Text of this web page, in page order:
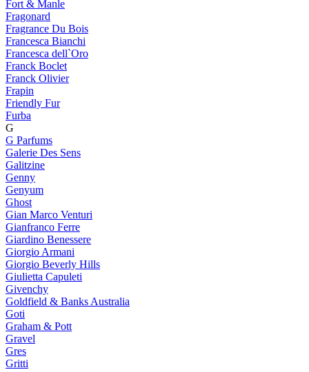
Fort & Manle
Fragonard
Fragrance Du Bois
Francesca Bianchi
Francesca dell`Oro
Franck Boclet
Franck Olivier
Frapin
Friendly Fur
Furba
G
G Parfums
Galerie Des Sens
Galitzine
Genny
Genyum
Ghost
Gian Marco Venturi
Gianfranco Ferre
Giardino Benessere
Giorgio Armani
Giorgio Beverly Hills
Giulietta Capuleti
Givenchy
Goldfield & Banks Australia
Goti
Graham & Pott
Gravel
Gres
Gritti